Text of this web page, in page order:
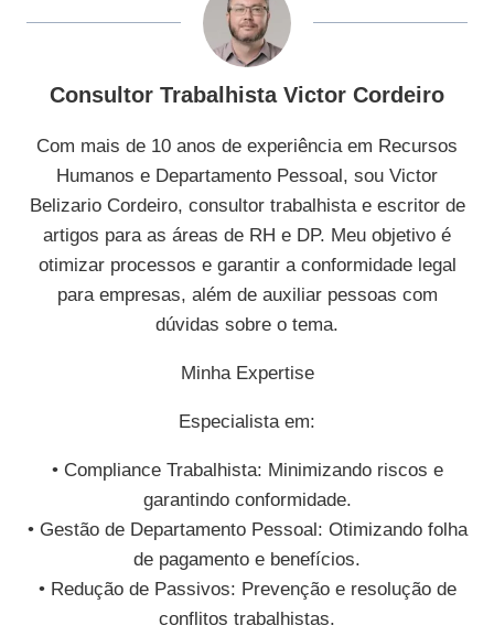
Consultor Trabalhista Victor Cordeiro
Com mais de 10 anos de experiência em Recursos
Humanos e Departamento Pessoal, sou Victor
Belizario Cordeiro, consultor trabalhista e escritor de
artigos para as áreas de RH e DP. Meu objetivo é
otimizar processos e garantir a conformidade legal
para empresas, além de auxiliar pessoas com
dúvidas sobre o tema.
Minha Expertise
Especialista em:
• Compliance Trabalhista: Minimizando riscos e
garantindo conformidade.
• Gestão de Departamento Pessoal: Otimizando folha
de pagamento e benefícios.
• Redução de Passivos: Prevenção e resolução de
conflitos trabalhistas.